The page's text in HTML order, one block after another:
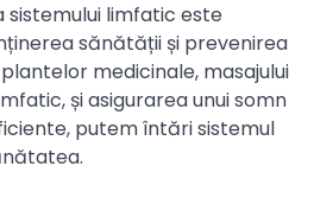
sistemului limfatic este
sănătății și prevenirea
medicinale, masajului
și asigurarea unui somn
putem întări sistemul